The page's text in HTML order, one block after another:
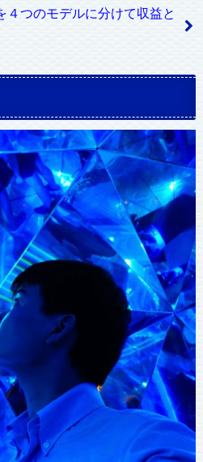
４つのモデルに分けて収益と